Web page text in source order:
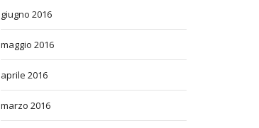
giugno 2016
maggio 2016
aprile 2016
marzo 2016